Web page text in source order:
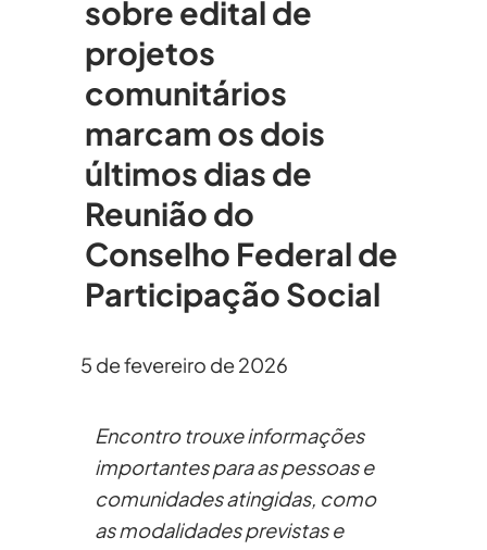
sobre edital de
projetos
comunitários
marcam os dois
últimos dias de
Reunião do
Conselho Federal de
Participação Social
5 de fevereiro de 2026
Encontro trouxe informações
importantes para as pessoas e
comunidades atingidas, como
as modalidades previstas e